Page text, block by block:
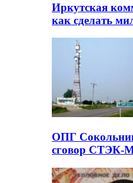
Иркутская
как сделать
ОПГ
сговор СТЭК-